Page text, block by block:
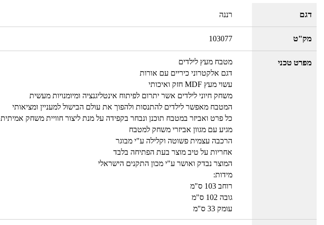
דגם רננה
מק"ט 103077
מפרט טכני
מטבח מעץ לילדים
דגם אלקטרוני כיריים עם אורות
עשוי מעץ MDF חזק ואיכותי
משחק חיוני לילדים אשר יתרום לפיתוח אינטליגנציה ומיומנויות מעשית
המטבח מאפשר לילדים להתנסות ולהפוך את עולם הבישול למעניין ומציאותי
כל פרט ואביזר במטבח תוכנן ונבחר בקפידה על מנת ליצור חוויית משחק אמיתית
מגיע עם מגוון אביזרי משחק למטבח
הרכבה עצמית פשוטה וקלילה ע"י מבוגר
אחריות על טיב מוצר בעת הפתיחה בלבד
המוצר נבדק ואושר ע"י מכון התקנים הישראלי
מידות:
רוחב 103 ס"מ
גובה 102 ס"מ
עומק 33 ס"מ